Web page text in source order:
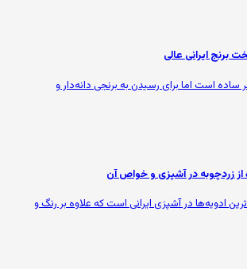
ساده است اما برای رسیدن به برنجی دانه‌دار و
از زردچوبه در آشپزی و خواص آن
ادویه‌ها در آشپزی ایرانی است که علاوه بر رنگ و